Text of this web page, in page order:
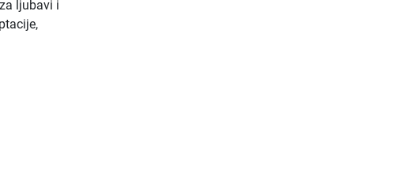
ljubavi i